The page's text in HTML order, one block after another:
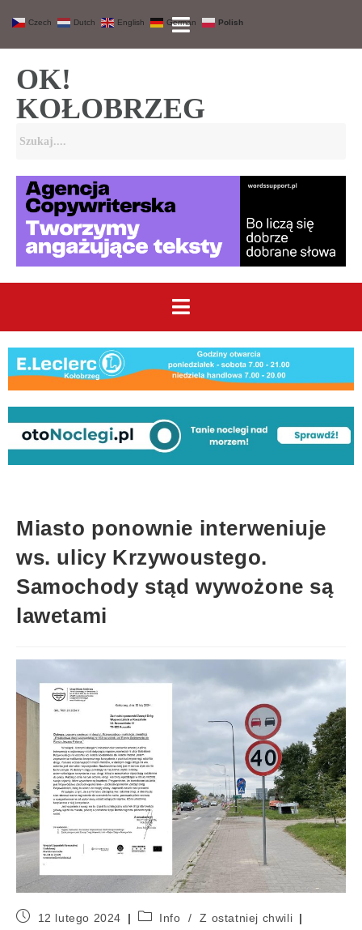
OK!
KOŁOBRZEG
Miasto ponownie interweniuje
ws. ulicy Krzywoustego.
Samochody stąd wywożone są
lawetami
12 lutego 2024 Info /
Z ostatniej chwili
Czech Dutch English German Polish